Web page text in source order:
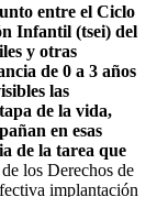
entre el Ciclo
Infantil (tsei) del
y otras
de 0 a 3 años
las
de la vida,
en esas
de la tarea que
los Derechos de
implantación